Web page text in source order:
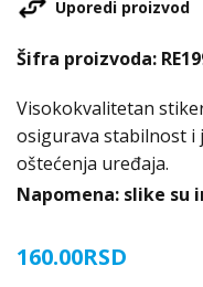
160.00RSD
Visokokvalitetan
osigurava stabilnost i
oštećenja uređaja.
Napomena: slike
Uporedi proizvod
Šifra proizvoda: